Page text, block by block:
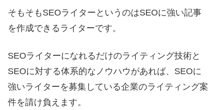
そもそもSEOライターというのはSEOに強い記事
を作成できるライターです。
SEOライターになれるだけのライティング技術と
SEOに対する体系的なノウハウがあれば、SEOに
強いライターを募集している企業のライティング案
件を請け負えます。